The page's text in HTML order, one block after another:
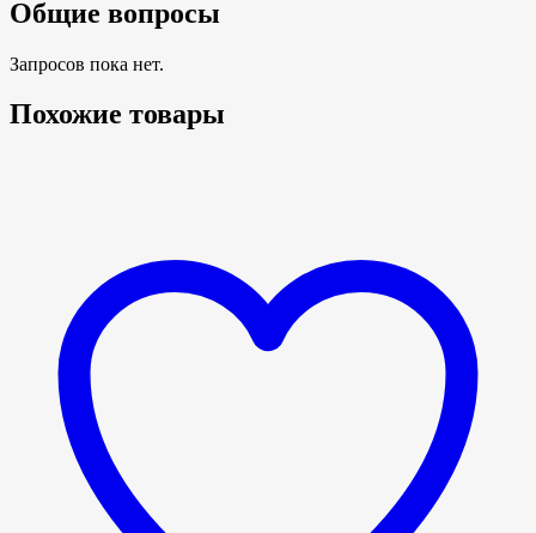
Общие вопросы
Запросов пока нет.
Похожие товары